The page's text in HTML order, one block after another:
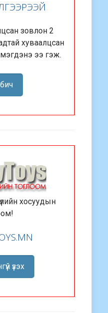
зовлон 2
хуваалцсан
ээ гэж.
бүлийн хосуудын
үзэх